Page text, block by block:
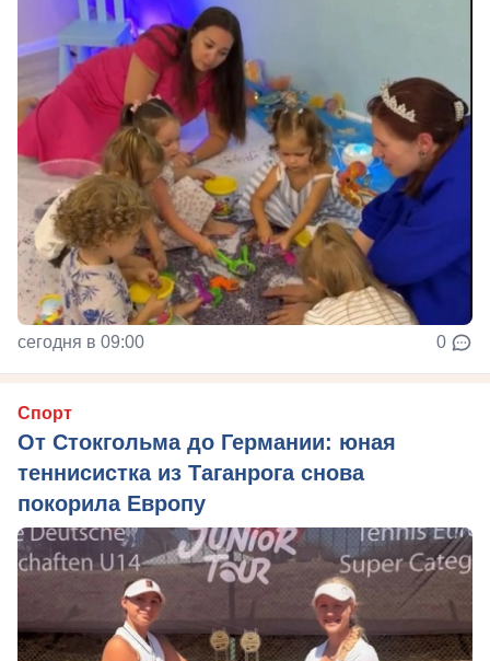
сегодня в 09:00 0
Спорт
От Стокгольма до Германии: юная
теннисистка из Таганрога снова
покорила Европу